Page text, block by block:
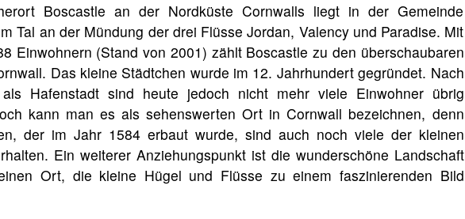
Boscastle an der Nordküste Cornwalls liegt in der Gemeinde
Tal an der Mündung der drei Flüsse Jordan, Valency und Paradise. Mit
Einwohnern (Stand von 2001) zählt Boscastle zu den überschaubaren
Das kleine Städtchen wurde im 12. Jahrhundert gegründet. Nach
Hafenstadt sind heute jedoch nicht mehr viele Einwohner übrig
kann man es als sehenswerten Ort in Cornwall bezeichnen, denn
der im Jahr 1584 erbaut wurde, sind auch noch viele der kleinen
Ein weiterer Anziehungspunkt ist die wunderschöne Landschaft
Ort, die kleine Hügel und Flüsse zu einem faszinierenden Bild